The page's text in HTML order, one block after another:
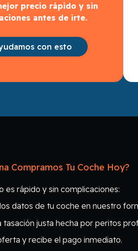
precio rápido y sin
antes de irte.
con esto
Compramos Tu Coche Hoy?
es rápido y sin complicaciones:
datos de tu coche en nuestro
tasación justa hecha por peritos
y recibe el pago inmediato.